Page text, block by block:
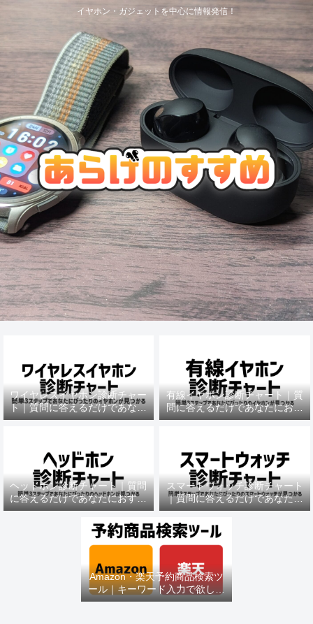
イヤホン・ガジェットを中心に情報発信！
ワイヤレスイヤホン診断チャー
ト｜質問に答えるだけであなた
におすすめの機種がわかる
有線イヤホン診断チャート｜質
問に答えるだけであなたにおす
すめの機種がわかる
ヘッドホン診断チャート｜質問
に答えるだけであなたにおすす
めの機種がわかる
スマートウォッチ診断チャート
｜質問に答えるだけであなたに
おすすめの機種がわかる
Amazon・楽天予約商品検索ツ
ール｜キーワード入力で欲しい
商品を即チェック